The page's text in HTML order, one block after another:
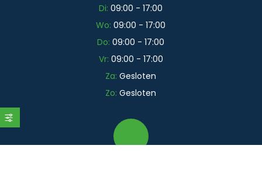
Di:09:00 - 17:00
Wo:09:00 - 17:00
Do:09:00 - 17:00
Vr: 09:00 - 17:00
Za:Gesloten
Zo:Gesloten